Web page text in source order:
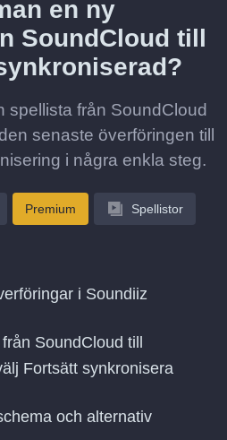
en ny
SoundCloud till
spellista från SoundCloud
senaste överföringen till
i några enkla steg.
Premium Spellistor
i Soundiiz
SoundCloud till
Fortsätt synkronisera
och alternativ